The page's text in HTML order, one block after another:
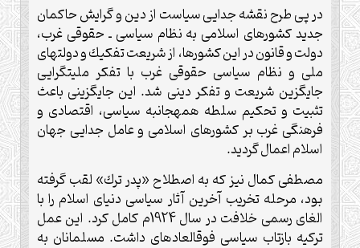
در پى طرح نقشه جدايى سياست از دين و گرايش حاكمان
جديد كشورهاى اسلامى به نظام سياسى ـ حقوقى غرب،
دولت و قانون در اين كشورها، از شريعت تفكيك و دولت‏هاى
ملى و نظام سياسى حقوقى غرب با تفكر مليت‏گرايى
جايگزين شريعت و تفكر دينى شد. اين جايگزينى باعث
تثبيت و تحكيم سلطه همه‏جانبه سياسى، اقتصادى و
فرهنگى غرب بر كشورهاى اسلامى و عامل جدايى جهان
اسلام اعمال گرديد.
مصطفى كمال نيز كه به اصطلاح «پدر ترك» لقب گرفته
بود، مرحله تخريب آخرين آثار سياسى دنياى اسلام را با
الغاى رسمى خلافت در سال 1924م كامل كرد. اين عمل
تركيه بازتاب سياسى فوق‏العاده‏اى داشت. مسلمانان به